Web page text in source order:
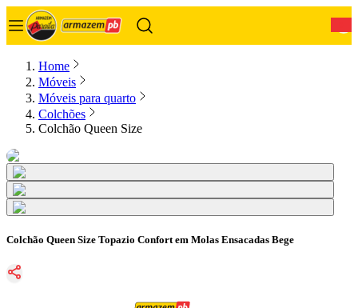
Home
Móveis
Móveis para quarto
Colchões
Colchão Queen Size
Colchão Queen Size Topazio Confort em Molas Ensacadas Bege